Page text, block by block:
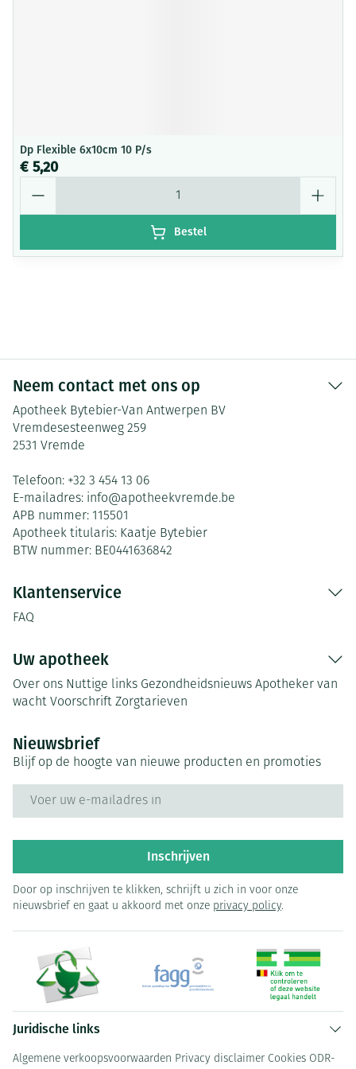
Dp Flexible 6x10cm 10 P/s
€ 5,20
Bestel
Neem contact met ons op
Apotheek Bytebier-Van Antwerpen BV
Vremdesesteenweg 259
2531 Vremde
Telefoon: +32 3 454 13 06
E-mailadres: info@apotheekvremde.be
APB nummer: 115501
Apotheek titularis: Kaatje Bytebier
BTW nummer: BE0441636842
Klantenservice
FAQ
Uw apotheek
Over ons Nuttige links Gezondheidsnieuws Apotheker van
wacht Voorschrift Zorgtarieven
Nieuwsbrief
Blijf op de hoogte van nieuwe producten en promoties
Inschrijven
Door op inschrijven te klikken, schrijft u zich in voor onze
nieuwsbrief en gaat u akkoord met onze privacy policy.
Juridische links
Algemene verkoopsvoorwaarden Privacy disclaimer Cookies ODR-